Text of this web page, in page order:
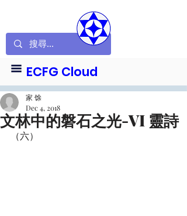
ECFG Cloud
文林中的磐石之光-VI 靈詩
家 馀
Dec 4, 2018
（六）